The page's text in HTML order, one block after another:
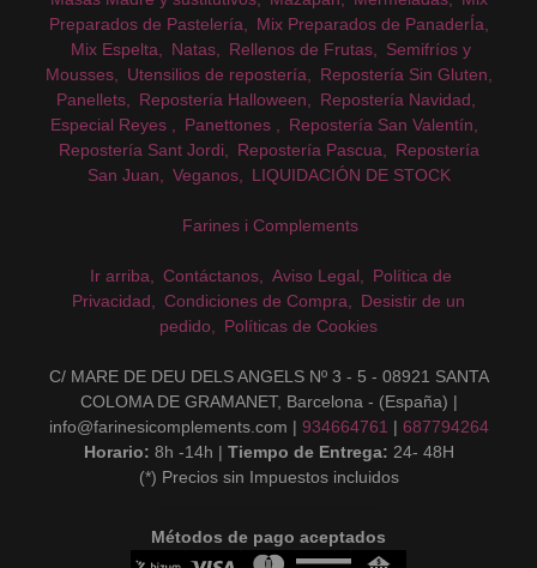
Preparados de Pastelería
Mix Preparados de PanaderÍa
Mix Espelta
Natas Rellenos de Frutas
Semifríos y
Mousses
Utensilios de repostería
Repostería Sin Gluten
Panellets
Repostería Halloween
Repostería Navidad
Especial Reyes
Panettones
Repostería San Valentín
Repostería Sant Jordi
Repostería Pascua
Repostería
San Juan
Veganos LIQUIDACIÓN DE STOCK
Farines i Complements
Ir arriba Contáctanos Aviso Legal
Política de
Privacidad
Condiciones de Compra
Desistir de un
pedido
Políticas de Cookies
C/ MARE DE DEU DELS ANGELS Nº 3 - 5 - 08921 SANTA
COLOMA DE GRAMANET, Barcelona - (España) |
info@farinesicomplements.com | 934664761 | 687794264
Horario: 8h -14h | Tiempo de Entrega: 24- 48H
(*) Precios sin Impuestos incluidos
Métodos de pago aceptados